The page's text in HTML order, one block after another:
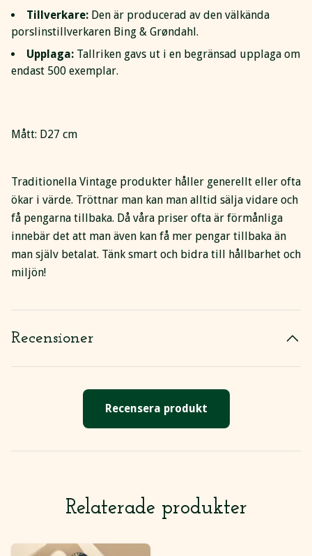
Tillverkare: Den är producerad av den välkända
porslinstillverkaren Bing & Grøndahl.
Upplaga: Tallriken gavs ut i en begränsad upplaga om
endast 500 exemplar.
Mått: D27 cm
Traditionella Vintage produkter håller generellt eller ofta
ökar i värde. Tröttnar man kan man alltid sälja vidare och
få pengarna tillbaka. Då våra priser ofta är förmånliga
innebär det att man även kan få mer pengar tillbaka än
man själv betalat. Tänk smart och bidra till hållbarhet och
miljön!
Recensioner
Recensera produkt
Relaterade produkter